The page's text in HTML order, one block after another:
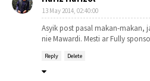
13 May 2014, 02:40:00
Asyik post pasal makan-makan,
nie Mawardi. Mesti ar Fully
Reply Delete